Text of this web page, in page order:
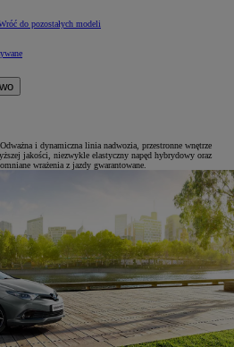
do pozostałych modeli
i dynamiczna linia nadwozia, przestronne wnętrze
jakości, niezwykle elastyczny napęd hybrydowy oraz
wrażenia z jazdy gwarantowane.